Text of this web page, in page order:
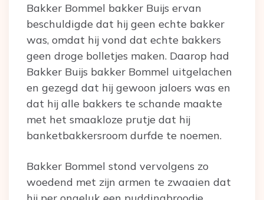
Bakker Bommel bakker Buijs ervan
beschuldigde dat hij geen echte bakker
was, omdat hij vond dat echte bakkers
geen droge bolletjes maken. Daarop had
Bakker Buijs bakker Bommel uitgelachen
en gezegd dat hij gewoon jaloers was en
dat hij alle bakkers te schande maakte
met het smaakloze prutje dat hij
banketbakkersroom durfde te noemen.
Bakker Bommel stond vervolgens zo
woedend met zijn armen te zwaaien dat